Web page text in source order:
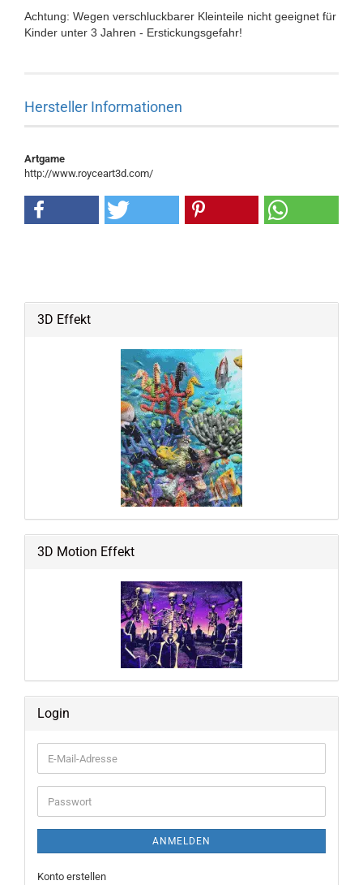
Achtung: Wegen verschluckbarer Kleinteile nicht geeignet für
Kinder unter 3 Jahren - Erstickungsgefahr!
Hersteller Informationen
Artgame
http://www.royceart3d.com/
3D Effekt
3D Motion Effekt
Login
E-
Mail-
Adresse
Passwort
ANMELDEN
Konto erstellen